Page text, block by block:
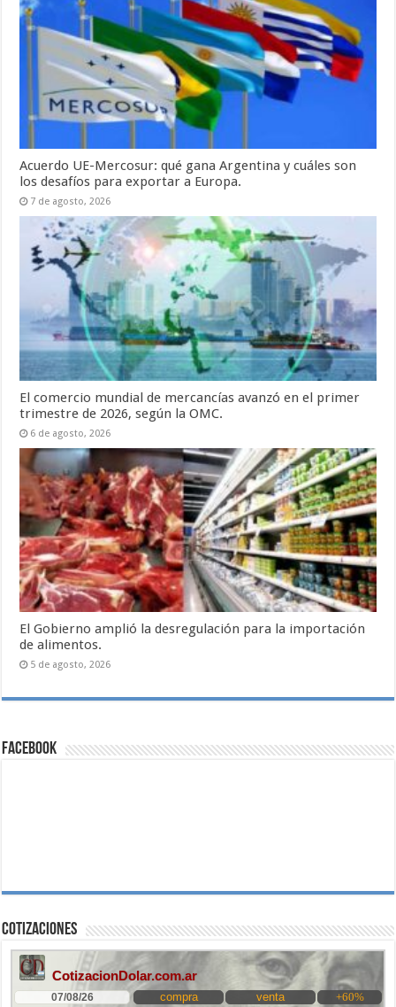
Acuerdo UE-Mercosur: qué gana Argentina y cuáles son
los desafíos para exportar a Europa.
7 de agosto, 2026
El comercio mundial de mercancías avanzó en el primer
trimestre de 2026, según la OMC.
6 de agosto, 2026
El Gobierno amplió la desregulación para la importación
de alimentos.
5 de agosto, 2026
Facebook
Cotizaciones